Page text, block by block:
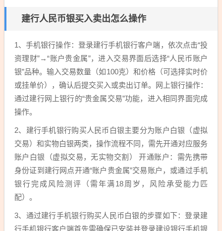
建行人民币银买入卖出怎么操作
1、手机银行操作：登录建行手机银行客户端，依次点击“投
资理财”→“账户贵金属”，进入交易界面后选择“人民币账户
银”品种。输入交易数量（如100克）和价格（可选择实时价
或挂单价），确认后提交买入或卖出订单。网上银行操作：
通过建行网上银行的“贵金属交易”功能，进入相同界面完成
操作。
2、建行手机银行购买人民币白银主要分为账户白银（虚拟
交易）和实物白银两类，操作流程不同，需先开通对应服务
账户白银（虚拟交易，无实物交割） 开通账户：需先携带
身份证到建行网点开通“账户贵金属”交易账户，或通过手机
银行完成风险测评（需年满18周岁，风险承受能力匹
配）。
3、通过建行手机银行购买人民币白银的步骤如下：登录建
行手机银行客户端首先需确保已安装并登录建设银行手机银